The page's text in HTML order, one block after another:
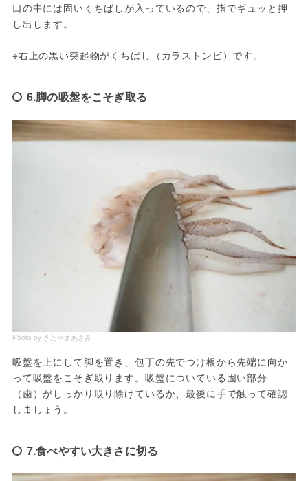
口の中には固いくちばしが入っているので、指でギュッと押
し出します。
※右上の黒い突起物がくちばし（カラストンビ）です。
6.脚の吸盤をこそぎ取る
Photo by きたやまあさみ
吸盤を上にして脚を置き、包丁の先でつけ根から先端に向か
って吸盤をこそぎ取ります。吸盤についている固い部分
（歯）がしっかり取り除けているか、最後に手で触って確認
しましょう。
7.食べやすい大きさに切る